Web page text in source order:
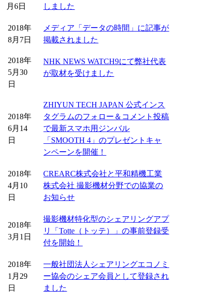
Press Release
月6日
しました
2018年
8月7日
メディア「データの時間」に記事が
掲載されました
2018年
5月30
日
NHK NEWS WATCH9にて弊社代表
が取材を受けました
2018年
6月14
日
ZHIYUN TECH JAPAN 公式インス
タグラムのフォロー＆コメント投稿
で最新スマホ用ジンバル
「SMOOTH 4」のプレゼントキャ
ンペーンを開催！
2018年
4月10
日
CREARC株式会社と平和精機工業
株式会社 撮影機材分野での協業の
お知らせ
2018年
3月1日
撮影機材特化型のシェアリングアプ
リ「Totte（トッテ）」の事前登録受
付を開始！
2018年
1月29
日
一般社団法人シェアリングエコノミ
ー協会のシェア会員として登録され
ました